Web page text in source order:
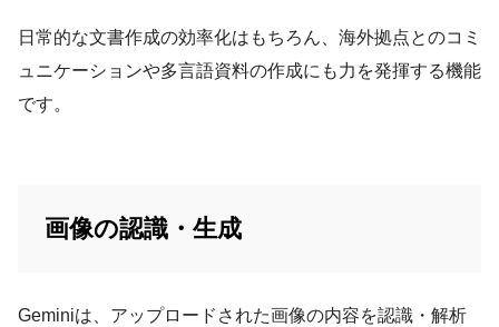
日常的な文書作成の効率化はもちろん、海外拠点とのコミ
ュニケーションや多言語資料の作成にも力を発揮する機能
です。
画像の認識・生成
Geminiは、アップロードされた画像の内容を認識・解析